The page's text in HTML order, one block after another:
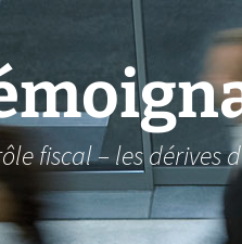
fiscal – les